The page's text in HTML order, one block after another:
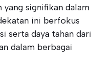
signifikan dalam
ini berfokus
serta daya tahan dari
dalam berbagai